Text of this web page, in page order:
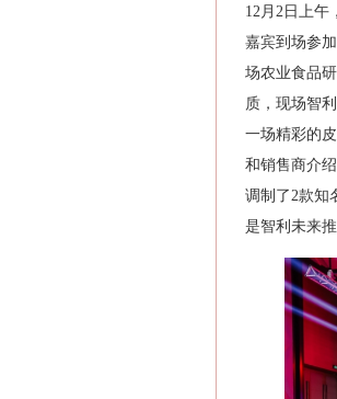
12月2日上午
嘉宾到场参
场农业食品
质，现场智
一场精彩的
和销售商介
调制了2款知
是智利未来